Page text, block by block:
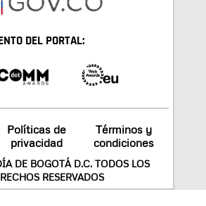
DEL PORTAL:
Políticas de
privacidad
Términos y
condiciones
DE BOGOTÁ D.C. TODOS LOS
RESERVADOS